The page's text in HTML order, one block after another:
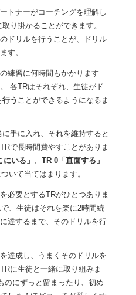
トナーがコーチングを理解し
り掛かることができます。
ドリルを行うことが、ドリル
す。
練習に何時間もかかります
各TRはそれぞれ、生徒がド
行う ことができるようになるま
手に入れ、それを維持すると
で長時間費やすことがありま
いる」 、 TR 0「直面する」
いて当てはまります。
必要とするTRがひとつありま
、生徒はそれを楽に2時間続
達するまで、そのドリルを行
達成し、うまくそのドリルを
に生徒と一緒に取り組みま
のにずっと留まったり、初め